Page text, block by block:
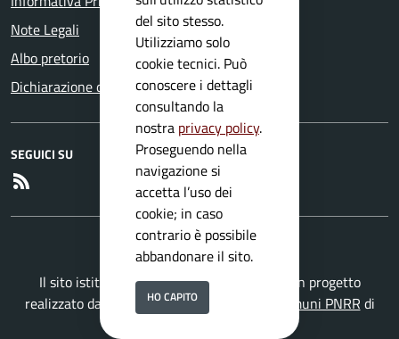
Note Legali
Albo pretorio
Dichiarazione di accessibilità
SEGUICI SU
Il sito istituzionale del Comune di Mura è un progetto
realizzato da
Secoval srlcon la Soluzione Comuni PNRR di
del sito stesso.
Utilizziamo solo
cookie tecnici. Può
conoscere i dettagli
consultando la
nostra privacy policy.
Proseguendo nella
navigazione si
accetta l’uso dei
cookie; in caso
contrario è possibile
abbandonare il sito.
HO CAPITO